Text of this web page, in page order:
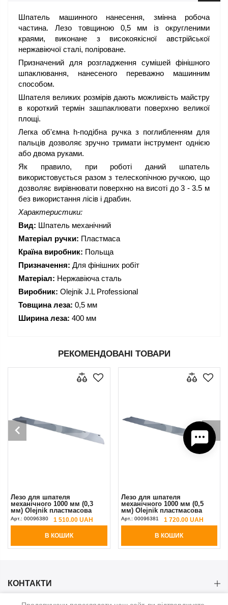
Шпатель машинного нанесення, змінна робоча
частина. Лезо товщиною 0,5 мм із округленими
краями, виконане з високоякісної австрійської
нержавіючої сталі, поліроване.
Призначений для розгладження сумішей фінішного
шпаклювання, нанесеного переважно машинним
способом.
Шпателя великих розмірів дають можливість майстру
в короткий термін зашпаклювати поверхню великої
площі.
Легка об'ємна h-подібна ручка з поглибленням для
пальців дозволяє зручно тримати інструмент однією
або двома руками.
Як правило, при роботі даний шпатель
використовується разом з телескопічною ручкою, що
дозволяє вирівнювати поверхню на висоті до 3 - 3.5 м
без використання лісів і драбин.
Характеристики:
Вид: Шпатель механічний
Матеріал ручки: Пластмаса
Країна виробник: Польща
Призначення: Для фінішних робіт
Матеріал: Нержавіюча сталь
Виробник: Olejnik J.L Professional
Товщина леза: 0,5 мм
Ширина леза: 400 мм
РЕКОМЕНДОВАНІ ТОВАРИ
Лезо для шпателя
механічного 1000 мм (0,3
мм) Olejnik пластмасова
ручка
Арт.: 00096380 1 510.00 UAH
В КОШИК
Лезо для шпателя
механічного 1000 мм (0,5
мм) Olejnik пластмасова
ручка
Арт.: 00096381 1 720.00 UAH
В КОШИК
КОНТАКТИ